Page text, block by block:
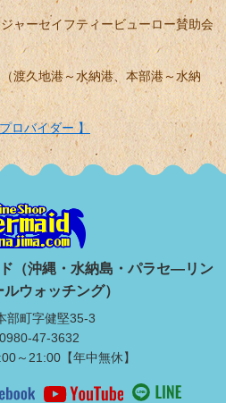
ャーセイフティービューロー賛助会
渡久地港～水納港、本部港～水納
ロバイダー 】
（沖縄・水納島・パラセ―リン
ウォッチング）
部町字健堅35-3
47-3632
～21:00【年中無休】